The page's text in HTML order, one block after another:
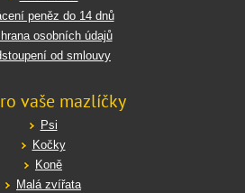
peněz do 14 dnů
osobních údajů
od smlouvy
vaše mazlíčky
Psi
Kočky
Koně
Malá zvířata